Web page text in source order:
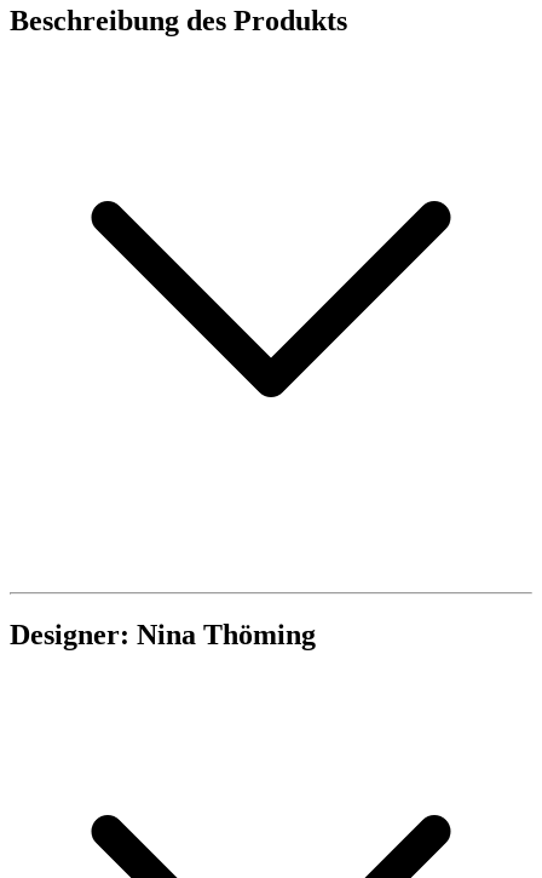
Beschreibung des Produkts
Designer: Nina Thöming